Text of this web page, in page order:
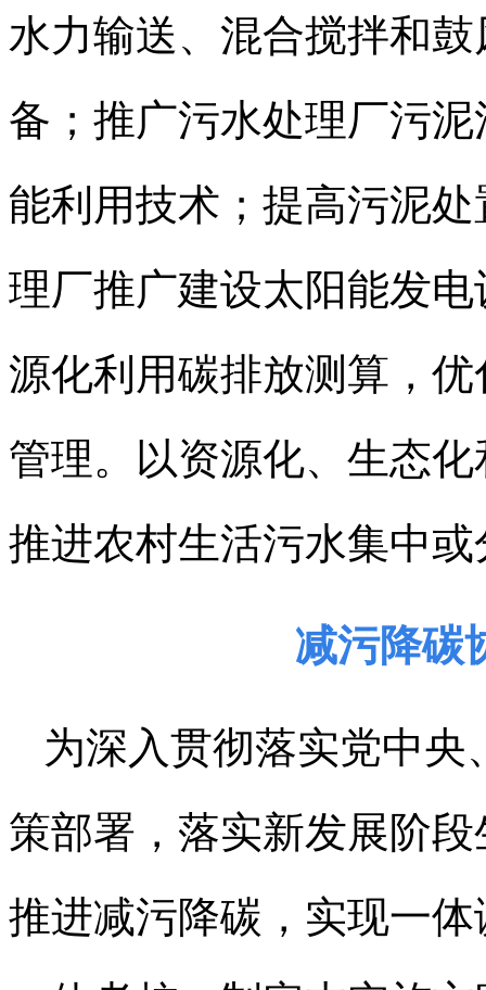
水力输送、混合搅拌和
备；推广污水处理厂污
能利用技术；提高污泥
理厂推广建设太阳能发
源化利用碳排放测算，
管理。以资源化、生态
推进农村生活污水集中
减污降碳
为深入贯彻落实党中
策部署，落实新发展阶
推进减污降碳，实现一